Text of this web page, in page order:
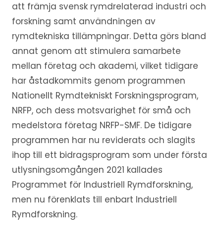
att främja svensk rymdrelaterad industri och
forskning samt användningen av
rymdtekniska tillämpningar. Detta görs bland
annat genom att stimulera samarbete
mellan företag och akademi, vilket tidigare
har åstadkommits genom programmen
Nationellt Rymdtekniskt Forskningsprogram,
NRFP, och dess motsvarighet för små och
medelstora företag NRFP-SMF. De tidigare
programmen har nu reviderats och slagits
ihop till ett bidragsprogram som under första
utlysningsomgången 2021 kallades
Programmet för Industriell Rymdforskning,
men nu förenklats till enbart Industriell
Rymdforskning.